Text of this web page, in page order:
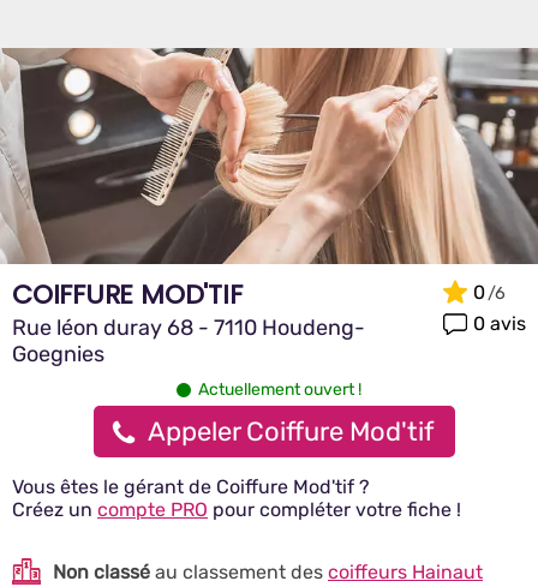
COIFFURE MOD'TIF
Rue léon duray 68 - 7110 Houdeng-
Goegnies
0
0 avis
Actuellement ouvert !
Appeler Coiffure Mod'tif
Vous êtes le gérant de Coiffure Mod'tif ?
Créez un compte PRO pour compléter votre fiche !
Non classé au classement des coiffeurs Hainaut